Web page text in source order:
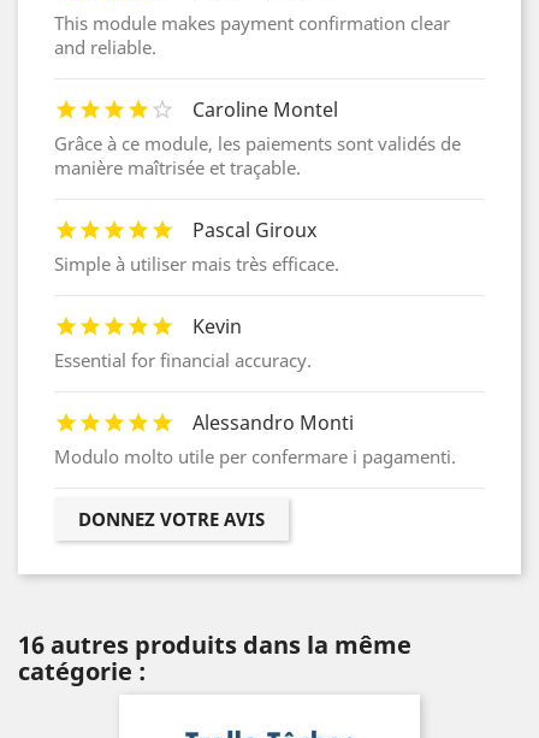
This module makes payment confirmation clear
and reliable.
Caroline Montel
Grâce à ce module, les paiements sont validés de
manière maîtrisée et traçable.
Pascal Giroux
Simple à utiliser mais très efficace.
Kevin
Essential for financial accuracy.
Alessandro Monti
Modulo molto utile per confermare i pagamenti.
DONNEZ VOTRE AVIS
16 autres produits dans la même
catégorie :